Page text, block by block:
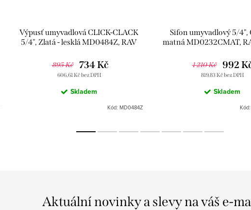
Výpusť umyvadlová CLICK-CLACK
5/4", Zlatá - lesklá MD0484Z, RAV
895 Kč
606,61 Kč bez DPH
734 Kč
Skladem
Kód: MD0484Z
Sifon umyvadlový 5/4",
matná MD0232CMAT,
1 210 Kč
819,83 Kč bez DPH
992
Skladem
Kód:
Aktuální novinky a slevy na váš e-